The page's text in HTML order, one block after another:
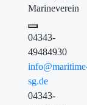
Marineverein
04343-
49484930
sg.de
04343-